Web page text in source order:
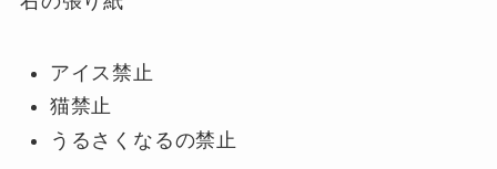
アイス禁止
猫禁止
うるさくなるの禁止